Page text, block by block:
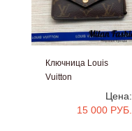
Ключница Louis
Vuitton
Цена:
15 000 РУБ.